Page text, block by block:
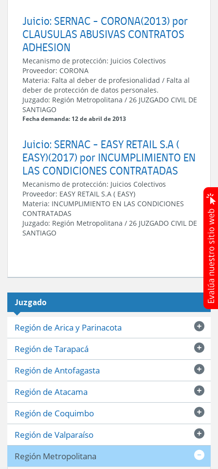
Juicio: SERNAC - CORONA(2013) por
CLAUSULAS ABUSIVAS CONTRATOS
ADHESION
Mecanismo de protección: Juicios Colectivos
Proveedor: CORONA
Materia: Falta al deber de profesionalidad / Falta al
deber de protección de datos personales.
Juzgado: Región Metropolitana / 26 JUZGADO CIVIL DE
SANTIAGO
Fecha demanda: 12 de abril de 2013
Juicio: SERNAC - EASY RETAIL S.A (
EASY)(2017) por INCUMPLIMIENTO EN
LAS CONDICIONES CONTRATADAS
Mecanismo de protección: Juicios Colectivos
Proveedor: EASY RETAIL S.A ( EASY)
Materia: INCUMPLIMIENTO EN LAS CONDICIONES
CONTRATADAS
Juzgado: Región Metropolitana / 26 JUZGADO CIVIL DE
SANTIAGO
Juzgado
Región de Arica y Parinacota
Región de Tarapacá
Región de Antofagasta
Región de Atacama
Región de Coquimbo
Región de Valparaíso
Región Metropolitana